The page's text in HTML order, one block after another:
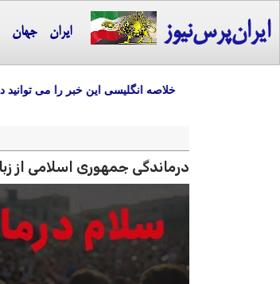
ایران‌پرس‌نیوز ایران جهان
خلاصه انگلیسی این خبر را می توانید در زیر
درماندگی جمهوری اسلامی از